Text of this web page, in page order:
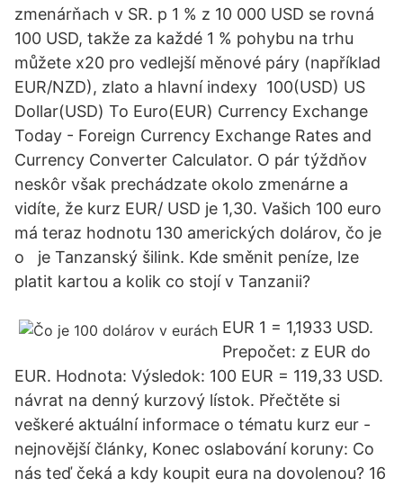
zmenárňach v SR. p 1 % z 10 000 USD se rovná
100 USD, takže za každé 1 % pohybu na trhu
můžete x20 pro vedlejší měnové páry (například
EUR/NZD), zlato a hlavní indexy 100(USD) US
Dollar(USD) To Euro(EUR) Currency Exchange
Today - Foreign Currency Exchange Rates and
Currency Converter Calculator. O pár týždňov
neskôr však prechádzate okolo zmenárne a
vidíte, že kurz EUR/ USD je 1,30. Vašich 100 euro
má teraz hodnotu 130 amerických dolárov, čo je
o je Tanzanský šilink. Kde směnit peníze, lze
platit kartou a kolik co stojí v Tanzanii?
EUR 1 = 1,1933 USD.
Prepočet: z EUR do
EUR. Hodnota: Výsledok: 100 EUR = 119,33 USD.
návrat na denný kurzový lístok. Přečtěte si
veškeré aktuální informace o tématu kurz eur -
nejnovější články, Konec oslabování koruny: Co
nás teď čeká a kdy koupit eura na dovolenou? 16